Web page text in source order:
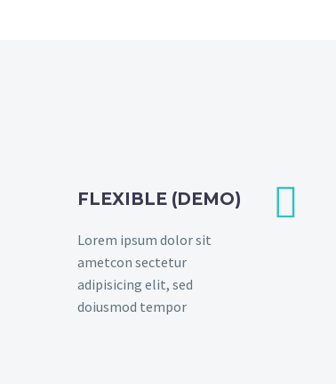
FLEXIBLE (DEMO)
Lorem ipsum dolor sit
ametcon sectetur
adipisicing elit, sed
doiusmod tempor

